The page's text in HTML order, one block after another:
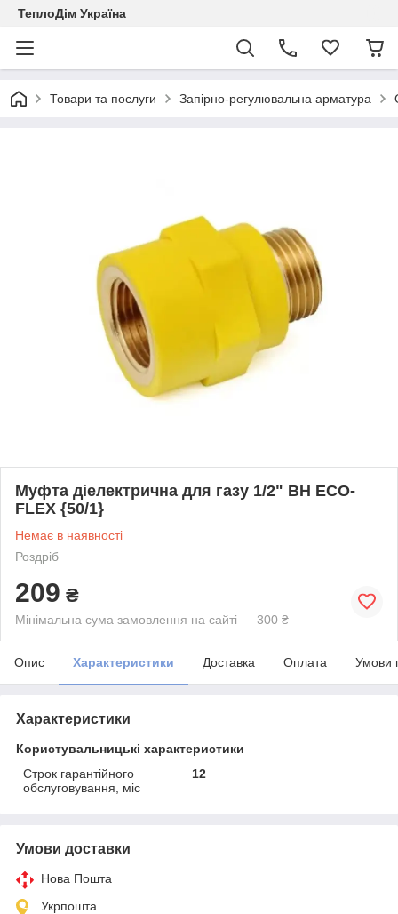
ТеплоДім Україна
Товари та послуги Запірно-регулювальна арматура
Муфта діелектрична для газу 1/2" ВН ECO-
FLEX {50/1}
Немає в наявності
Роздріб
209 ₴
Мінімальна сума замовлення на сайті — 300 ₴
Опис Характеристики Доставка Оплата Умови
Характеристики
Користувальницькі характеристики
Строк гарантійного
обслуговування, міс
12
Умови доставки
Нова Пошта
Укрпошта